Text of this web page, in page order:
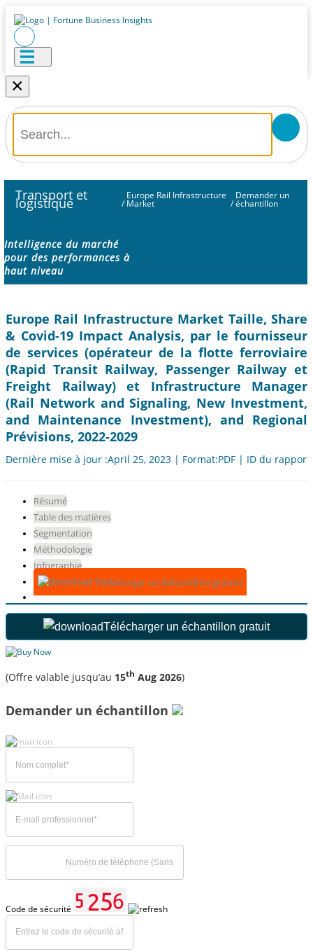
×
Transport et
logistique /
Europe Rail Infrastructure
Market /
Demander un
échantillon
Intelligence du marché
pour des performances à
haut niveau
Europe Rail Infrastructure Market Taille, Share
& Covid-19 Impact Analysis, par le fournisseur
de services (opérateur de la flotte ferroviaire
(Rapid Transit Railway, Passenger Railway et
Freight Railway) et Infrastructure Manager
(Rail Network and Signaling, New Investment,
and Maintenance Investment), and Regional
Prévisions, 2022-2029
Dernière mise à jour :April 25, 2023 | Format:PDF | ID du
Résumé
Table des matières
Segmentation
Méthodologie
Infographie
Télécharger un échantillon gratuit
Télécharger un échantillon gratuit
(Offre valable jusqu’au 15th Aug 2026)
Demander un échantillon
Code de sécurité